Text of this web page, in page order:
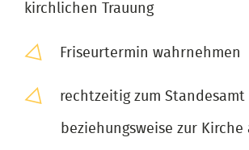
kirchlichen Trauung
Friseurtermin wahrnehmen
rechtzeitig zum Standesamt
beziehungsweise zur